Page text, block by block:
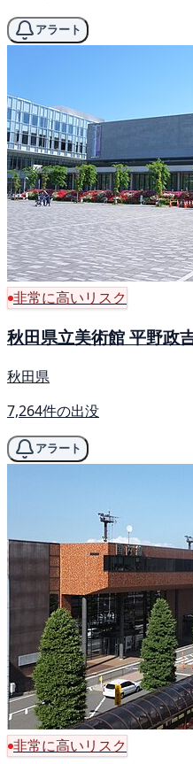
アラート
非常に高いリスク
秋田県立美術館 平野政
秋田県
7,264件の出没
アラート
非常に高いリスク